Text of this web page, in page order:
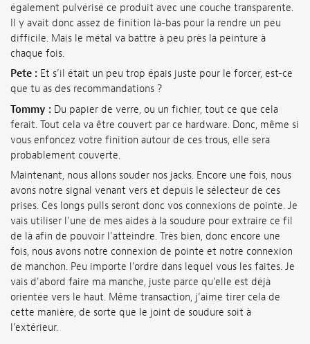
également pulvérisé ce produit avec une couche transparente.
Il y avait donc assez de finition là-bas pour la rendre un peu
difficile. Mais le métal va battre à peu près la peinture à
chaque fois.
Pete : Et s’il était un peu trop épais juste pour le forcer, est-ce
que tu as des recommandations ?
Tommy : Du papier de verre, ou un fichier, tout ce que cela
ferait. Tout cela va être couvert par ce hardware. Donc, même si
vous enfoncez votre finition autour de ces trous, elle sera
probablement couverte.
Maintenant, nous allons souder nos jacks. Encore une fois, nous
avons notre signal venant vers et depuis le sélecteur de ces
prises. Ces longs pulls seront donc vos connexions de pointe. Je
vais utiliser l'une de mes aides à la soudure pour extraire ce fil
de là afin de pouvoir l'atteindre. Très bien, donc encore une
fois, nous avons notre connexion de pointe et notre connexion
de manchon. Peu importe l’ordre dans lequel vous les faites. Je
vais d'abord faire ma manche, juste parce qu'elle est déjà
orientée vers le haut. Même transaction, j’aime tirer cela de
cette manière, de sorte que le joint de soudure soit à
l’extérieur.